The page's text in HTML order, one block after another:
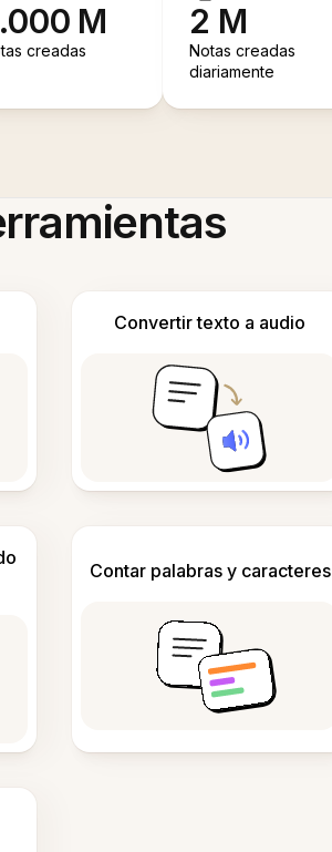
M
creadas
2 M
Notas creadas
diariamente
Convertir texto a audio
Contar palabras y caracteres